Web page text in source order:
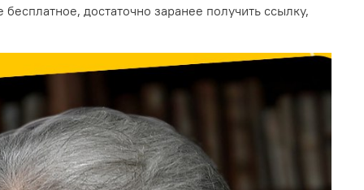
достаточно заранее получить ссылку,